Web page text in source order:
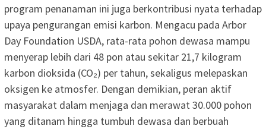
program penanaman ini juga berkontribusi nyata terhadap
upaya pengurangan emisi karbon. Mengacu pada Arbor
Day Foundation USDA, rata-rata pohon dewasa mampu
menyerap lebih dari 48 pon atau sekitar 21,7 kilogram
karbon dioksida (CO₂) per tahun, sekaligus melepaskan
oksigen ke atmosfer. Dengan demikian, peran aktif
masyarakat dalam menjaga dan merawat 30.000 pohon
yang ditanam hingga tumbuh dewasa dan berbuah